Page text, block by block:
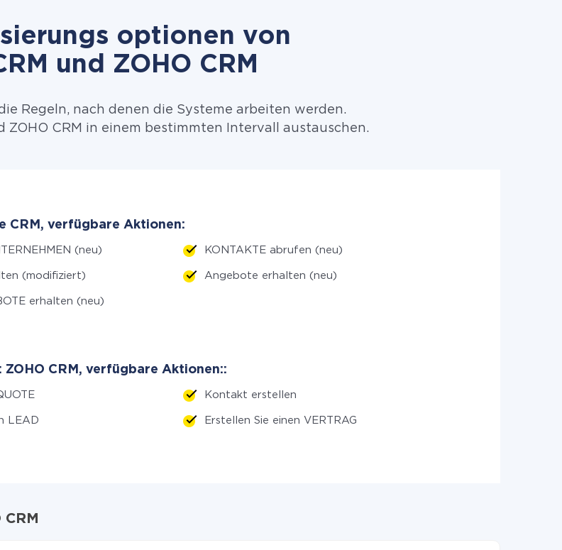
optionen von
und ZOHO CRM
Regeln, nach denen die Systeme arbeiten werden.
ZOHO CRM in einem bestimmten Intervall austauschen.
CRM, verfügbare Aktionen:
(neu) KONTAKTE abrufen (neu)
(modifiziert) Angebote erhalten (neu)
erhalten (neu)
ZOHO CRM, verfügbare Aktionen::
Kontakt erstellen
LEAD Erstellen Sie einen VERTRAG